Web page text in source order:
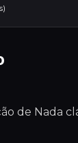
de Nada